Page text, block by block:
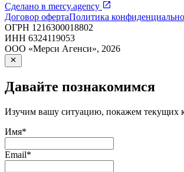
Сделано в mercy.agency
Договор офертаПолитика
ОГРН 1216300018802
ИНН 6324119053
ООО «Мерси Агенси», 2026
Давайте познакомимся
Изучим вашу ситуацию, покажем текущих
Имя*
Email*